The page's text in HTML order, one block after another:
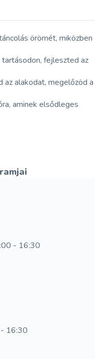
örömét, miközben
fejleszted az
az alakodat, megelőzöd a
aminek elsődleges
- 16:30
16:30